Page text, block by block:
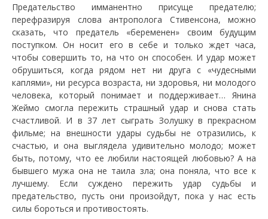
Предательство имманентно присуще предателю;
перефразируя слова антрополога Стивенсона, можно
сказать, что предатель «беременен» своим будущим
поступком. Он носит его в себе и только ждет часа,
чтобы совершить то, на что он способен. И удар может
обрушиться, когда рядом нет ни друга с «чудесными
каплями», ни ресурса возраста, ни здоровья, ни молодого
человека, который понимает и поддерживает… Янина
Жеймо смогла пережить страшный удар и снова стать
счастливой. И в 37 лет сыграть Золушку в прекрасном
фильме; на внешности удары судьбы не отразились, к
счастью, и она выглядела удивительно молодо; может
быть, потому, что ее любили настоящей любовью? А на
бывшего мужа она не таила зла; она поняла, что все к
лучшему. Если суждено пережить удар судьбы и
предательство, пусть они произойдут, пока у нас есть
силы бороться и противостоять.